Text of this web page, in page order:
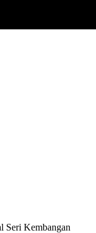
Seri Kembangan